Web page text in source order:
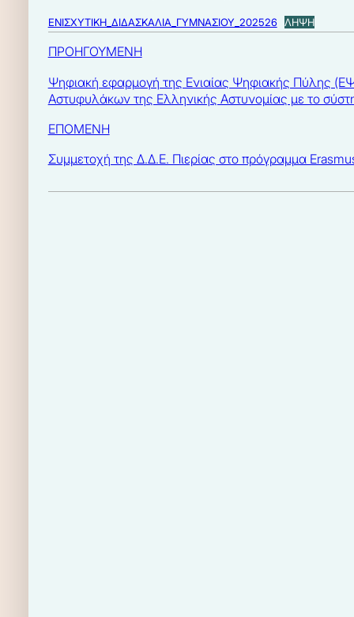
ΕΝΙΣΧΥΤΙΚΗ_ΔΙΔΑΣΚΑΛΙΑ_ΓΥΜΝΑΣΙΟΥ_202526 ΛΗΨΗ
ΠΡΟΗΓΟΥΜΕΝΗ
Ψηφιακή εφαρμογή της Ενιαίας Ψηφιακής Πύλης
Αστυφυλάκων της Ελληνικής Αστυνομίας με το
ΕΠΟΜΕΝΗ
Συμμετοχή της Δ.Δ.Ε. Πιερίας στο πρόγραμμα